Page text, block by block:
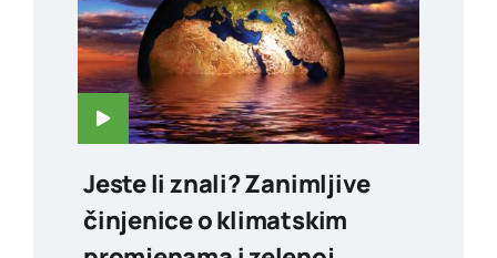
Jeste li znali? Zanimljive
činjenice o klimatskim